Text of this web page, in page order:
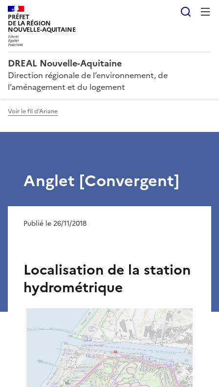
PRÉFET
DE LA RÉGION
NOUVELLE-AQUITAINE
DREAL Nouvelle-Aquitaine
Direction régionale de l’environnement, de
l’aménagement et du logement
Voir le fil d'Ariane
Anglet [Convergent]
Publié le 26/11/2018
Localisation de la station
hydrométrique